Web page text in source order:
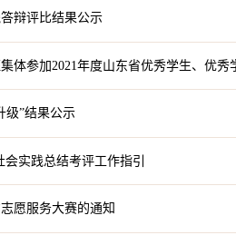
辩评比结果公示
体参加2021年度山东省优秀学生、优
级”结果公示
实践总结考评工作指引
愿服务大赛的通知